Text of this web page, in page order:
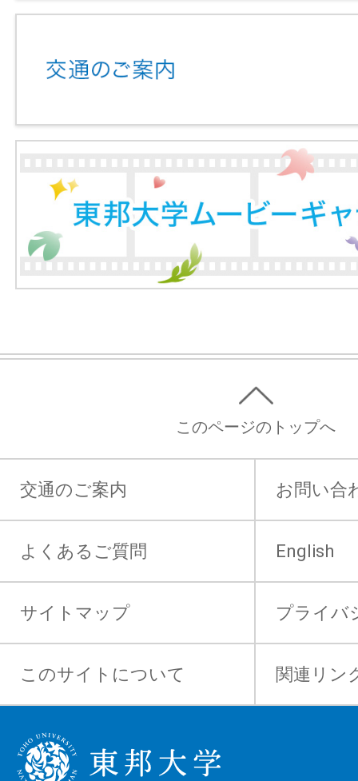
このページのトップへ
交通のご案内 お問い合
よくあるご質問 English
サイトマップ プライバ
このサイトについて 関連リン